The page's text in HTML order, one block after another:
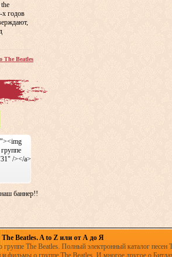
х годов
The Beatles
/></a>
баннер!!
The Beatles. A to Z или от А до Я
The Beatles. Полный электронный каталог песен
фильмы о группе The Beatles. И многое другое о